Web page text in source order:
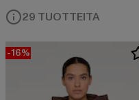
29 TUOTTEITA
-16%